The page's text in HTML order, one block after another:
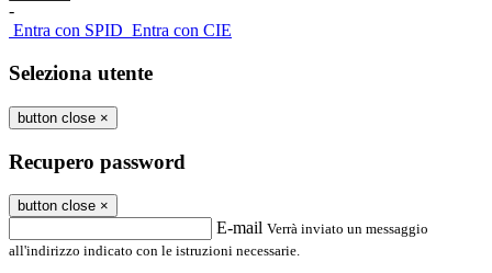
-
Entra con SPID Entra con CIE
Seleziona utente
button close ×
Recupero password
button close ×
E-mail Verrà inviato un messaggio
all'indirizzo indicato con le istruzioni necessarie.